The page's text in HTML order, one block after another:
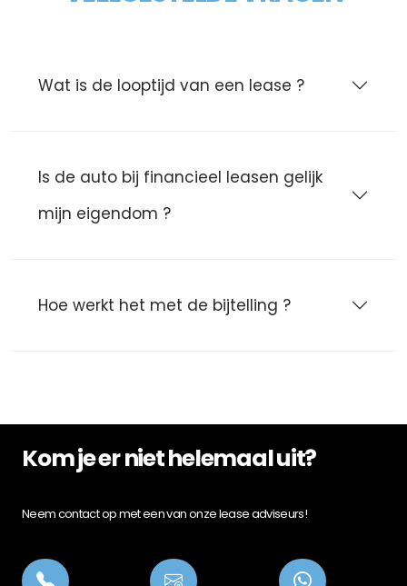
Wat is de looptijd van een lease ?
Is de auto bij financieel leasen gelijk
mijn eigendom ?
Hoe werkt het met de bijtelling ?
Kom je er niet helemaal uit?
Neem contact op met een van onze lease adviseurs!